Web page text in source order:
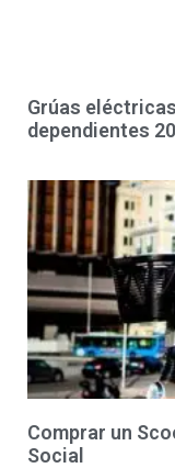
Grúas
dependientes
Comprar un
Social